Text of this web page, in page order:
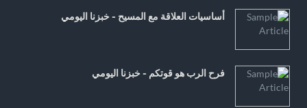
أساسيات العلاقة مع المسيح - خبزنا اليومي
فرح الرب هو قوتكم - خبزنا اليومي